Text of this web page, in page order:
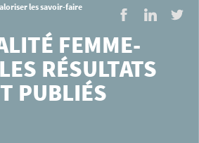
Facebook
les savoir-faire
FEMME-
RÉSULTATS
PUBLIÉS